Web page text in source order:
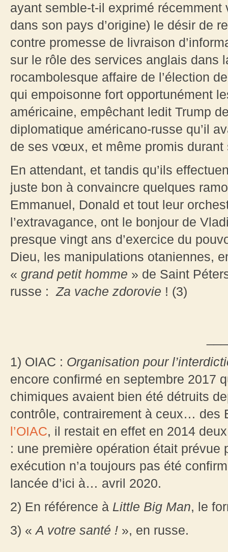
ayant semble-t-il exprimé
dans son pays d’origine) le désir de
contre promesse de livraison
sur le rôle des services anglais dans
rocambolesque affaire de l’élection
qui empoisonne fort opportunément
américaine, empêchant ledit Trump
diplomatique américano-russe qu’il
de ses vœux, et même promis durant
En attendant, et tandis qu’ils
juste bon à convaincre quelques
Emmanuel, Donald et tout leur
l’extravagance, ont le bonjour de
presque vingt ans d’exercice du
Dieu, les manipulations otaniennes,
« grand petit homme » de Saint
russe : Za vache zdorovie ! (3)
1) OIAC : Organisation pour
encore confirmé en septembre 2017
chimiques avaient bien été détruits
contrôle, contrairement à ceux… des
l’OIAC, il restait en effet en 2014
: une première opération était prévue
exécution n’a toujours pas été
lancée d’ici à… avril 2020.
2) En référence à Little Big Man, le
3) «A votre santé ! », en russe.